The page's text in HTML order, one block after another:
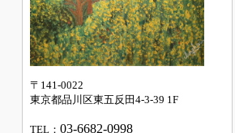
〒141-0022
東京都品川区東五反田4-3-39 1F
TEL： 03-6682-0998